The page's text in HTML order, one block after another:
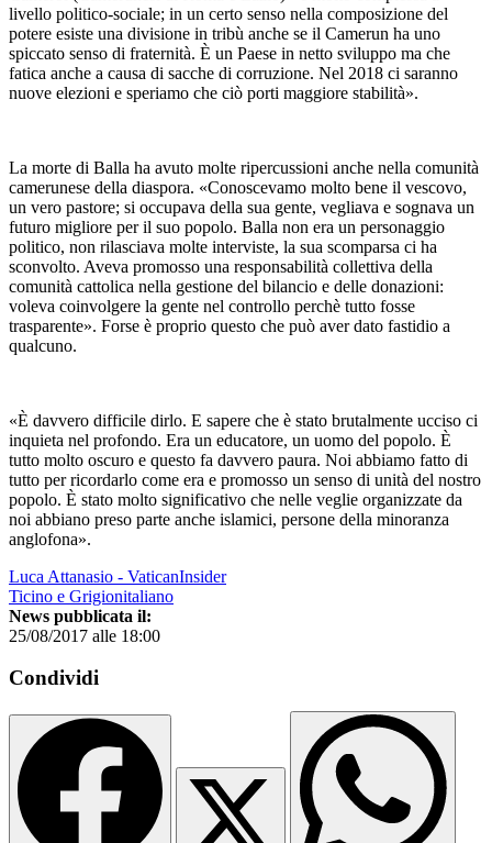
livello politico-sociale; in un certo senso nella composizione del
potere esiste una divisione in tribù anche se il Camerun ha uno
spiccato senso di fraternità. È un Paese in netto sviluppo ma che
fatica anche a causa di sacche di corruzione. Nel 2018 ci saranno
nuove elezioni e speriamo che ciò porti maggiore stabilità».
La morte di Balla ha avuto molte ripercussioni anche nella comunità
camerunese della diaspora. «Conoscevamo molto bene il vescovo,
un vero pastore; si occupava della sua gente, vegliava e sognava un
futuro migliore per il suo popolo. Balla non era un personaggio
politico, non rilasciava molte interviste, la sua scomparsa ci ha
sconvolto. Aveva promosso una responsabilità collettiva della
comunità cattolica nella gestione del bilancio e delle donazioni:
voleva coinvolgere la gente nel controllo perchè tutto fosse
trasparente». Forse è proprio questo che può aver dato fastidio a
qualcuno.
«È davvero difficile dirlo. E sapere che è stato brutalmente ucciso ci
inquieta nel profondo. Era un educatore, un uomo del popolo. È
tutto molto oscuro e questo fa davvero paura. Noi abbiamo fatto di
tutto per ricordarlo come era e promosso un senso di unità del nostro
popolo. È stato molto significativo che nelle veglie organizzate da
noi abbiano preso parte anche islamici, persone della minoranza
anglofona».
Luca Attanasio - VaticanInsider
Ticino e Grigionitaliano
News pubblicata il:
25/08/2017 alle 18:00
Condividi